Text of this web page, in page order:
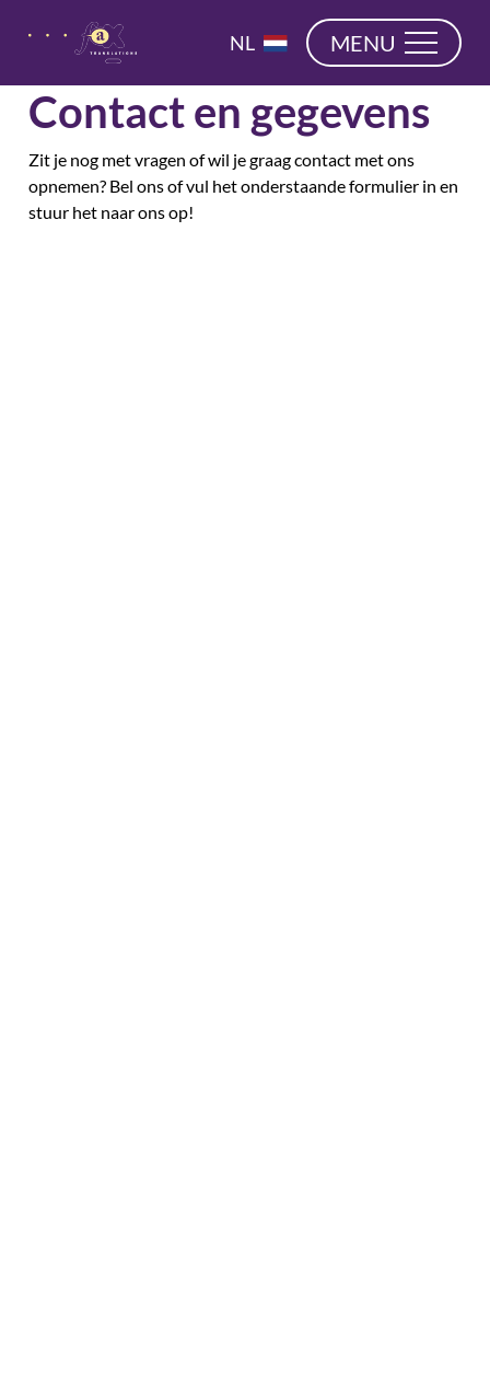
NL
DE
MENU
Contact en gegevens
Zit je nog met vragen of wil je graag contact met ons
opnemen? Bel ons of vul het onderstaande formulier in en
stuur het naar ons op!